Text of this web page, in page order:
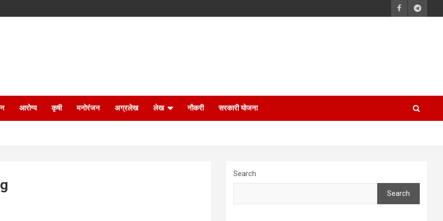
आरोग्य कृषी मनोरंजन अग्रलेख लेख नौकरी सरकारी योजना
Search
Search